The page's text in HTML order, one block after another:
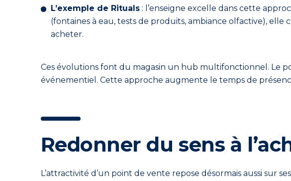
L’exemple de Rituals: l’enseigne excelle dans cette
(fontaines à eau, tests de produits, ambiance olfactive),
acheter.
Ces évolutions font du magasin un hub multifonctionnel. Le
événementiel. Cette approche augmente le temps de
Redonner du sens à l’
L’attractivité d’un point de vente repose désormais aussi sur